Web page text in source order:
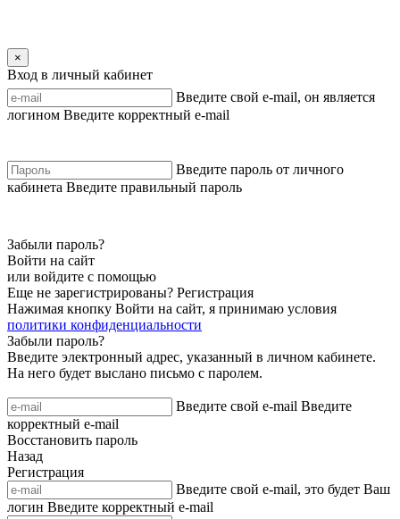
×
Вход в личный кабинет
Введите свой e-mail, он является
логином Введите корректный e-mail
Введите пароль от личного
кабинета Введите правильный пароль
Забыли пароль?
Войти на сайт
или войдите с помощью
Еще не зарегистрированы? Регистрация
Нажимая кнопку Войти на сайт, я принимаю условия
политики конфиденциальности
Забыли пароль?
Введите электронный адрес, указанный в личном кабинете.
На него будет выслано письмо с паролем.
Введите свой e-mail Введите
корректный e-mail
Восстановить пароль
Назад
Регистрация
Введите свой e-mail, это будет Ваш
логин Введите корректный e-mail